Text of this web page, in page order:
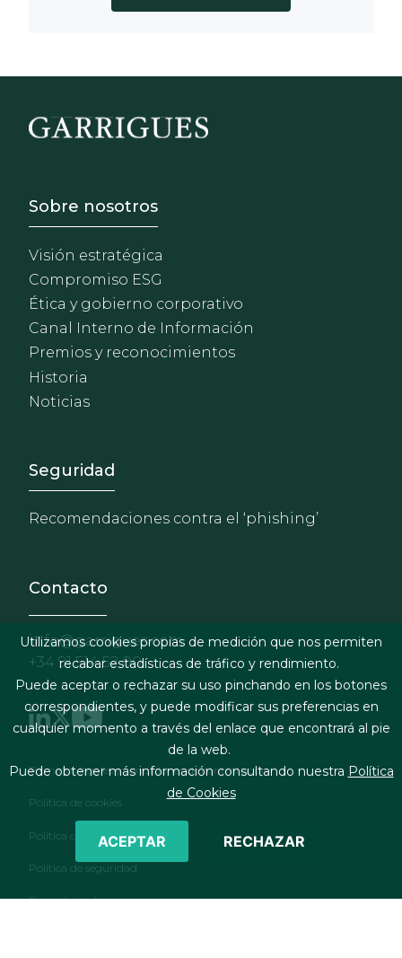
Footer - Sobre Nosotros
Sobre nosotros
Visión estratégica
Compromiso ESG
Ética y gobierno corporativo
Canal Interno de Información
Premios y reconocimientos
Historia
Noticias
Footer - Extranet y
Seguridad
Recomendaciones contra el ‘phishing’
Contacto
info@garrigues.com
+34 91 514 52 00
Footer menu
Términos legales y condiciones de contratación
Política de cookies
Política de privacidad
Política de seguridad
Formulario de contacto
Utilizamos cookies propias de medición que nos permiten
recabar estadísticas de tráfico y rendimiento.
Puede aceptar o rechazar su uso pinchando en los botones
correspondientes, y puede modificar sus preferencias en
cualquier momento a través del enlace que encontrará al pie
de la web.
Puede obtener más información consultando nuestra Política
de Cookies
ACEPTAR RECHAZAR